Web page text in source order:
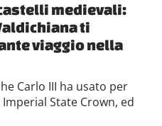
medievali:
ti
viaggio nella
Carlo III ha usato per
State Crown, ed